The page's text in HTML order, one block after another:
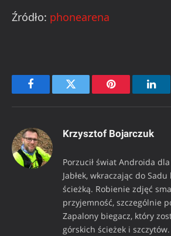
Źródło: phonearena
FacebookTwitter Pinterest
Krzysztof Bojarczuk
Porzucił świat Androida
Jabłek, wkraczając do
ścieżką. Robienie zdjęć
przyjemność, szczególnie
Zapalony biegacz, który
górskich ścieżek i